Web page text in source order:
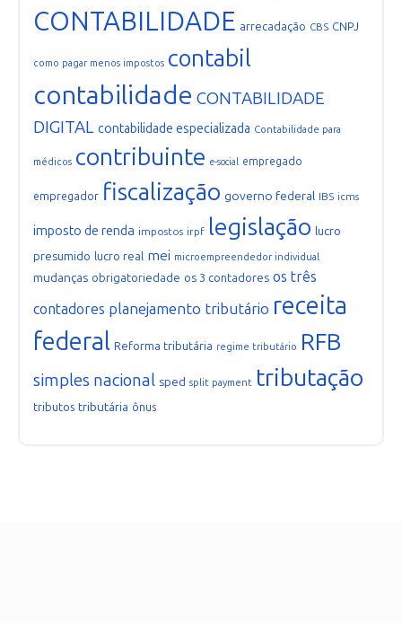
CONTABILIDADE arrecadação CBS CNPJ
como pagar menos impostos contabil
contabilidade CONTABILIDADE
DIGITAL contabilidade especializada Contabilidade para
médicos contribuinte e-social empregado
empregador fiscalização governo federal IBS icms
imposto de renda impostos irpf legislação lucro
presumido lucro real mei microempreendedor individual
mudanças obrigatoriedade os 3 contadores os três
contadores planejamento tributário receita
federal Reforma tributária regime tributário RFB
simples nacional sped split payment tributação
tributos tributária ônus